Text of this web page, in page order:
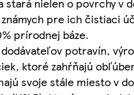
pre ich čistiaci
prírodnej báze.
potravín,
ktoré zahŕňajú
svoje stále miesto v